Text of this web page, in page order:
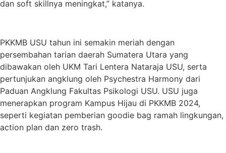
dan soft skillnya meningkat,” katanya.
PKKMB USU tahun ini semakin meriah dengan
persembahan tarian daerah Sumatera Utara yang
dibawakan oleh UKM Tari Lentera Nataraja USU, serta
pertunjukan angklung oleh Psychestra Harmony dari
Paduan Angklung Fakultas Psikologi USU. USU juga
menerapkan program Kampus Hijau di PKKMB 2024,
seperti kegiatan pemberian goodie bag ramah lingkungan,
action plan dan zero trash.